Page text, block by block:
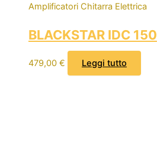
Amplificatori Chitarra Elettrica
BLACKSTAR IDC 150
479,00 € Leggi tutto